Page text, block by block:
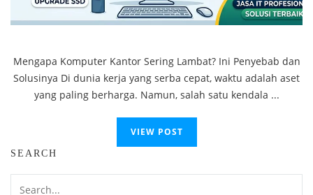
Mengapa Komputer Kantor Sering Lambat? Ini Penyebab dan
Solusinya Di dunia kerja yang serba cepat, waktu adalah aset
yang paling berharga. Namun, salah satu kendala ...
VIEW POST
SEARCH